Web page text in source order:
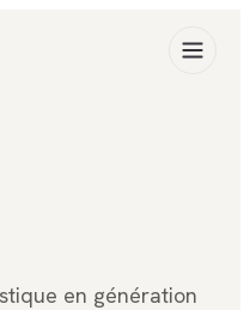
en génération